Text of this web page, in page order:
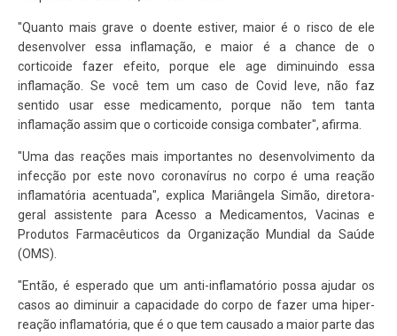
"Quanto mais grave o doente estiver, maior é o risco de ele
desenvolver essa inflamação, e maior é a chance de o
corticoide fazer efeito, porque ele age diminuindo essa
inflamação. Se você tem um caso de Covid leve, não faz
sentido usar esse medicamento, porque não tem tanta
inflamação assim que o corticoide consiga combater", afirma.
"Uma das reações mais importantes no desenvolvimento da
infecção por este novo coronavírus no corpo é uma reação
inflamatória acentuada", explica Mariângela Simão, diretora-
geral assistente para Acesso a Medicamentos, Vacinas e
Produtos Farmacêuticos da Organização Mundial da Saúde
(OMS).
"Então, é esperado que um anti-inflamatório possa ajudar os
casos ao diminuir a capacidade do corpo de fazer uma hiper-
reação inflamatória, que é o que tem causado a maior parte das